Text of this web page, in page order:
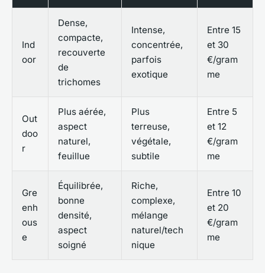
Ind
oor
Dense,
compacte,
recouverte
de
trichomes
Intense,
concentrée,
parfois
exotique
Entre 15
et 30
€/gram
me
Out
doo
r
Plus aérée,
aspect
naturel,
feuillue
Plus
terreuse,
végétale,
subtile
Entre 5
et 12
€/gram
me
Gre
enh
ous
e
Équilibrée,
bonne
densité,
aspect
soigné
Riche,
complexe,
mélange
naturel/tech
nique
Entre 10
et 20
€/gram
me